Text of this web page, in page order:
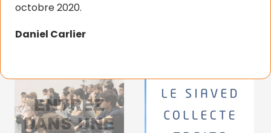
octobre 2020.
Daniel Carlier